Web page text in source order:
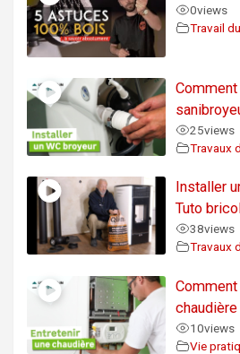
0views
Travail
25views
Travaux
Installer
Tuto
38views
Travaux
10views
Vie